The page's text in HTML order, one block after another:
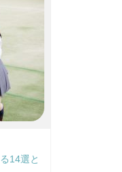
14選と